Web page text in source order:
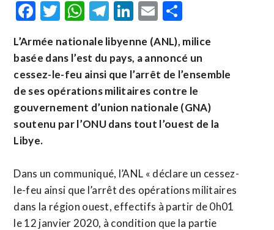
Facebook
Twitter
WhatsApp
Telegram
LinkedIn
Email
L’Armée nationale libyenne (ANL), milice
basée dans l’est du pays, a annoncé un
cessez-le-feu ainsi que l’arrêt de l’ensemble
de ses opérations militaires contre le
gouvernement d’union nationale (GNA)
soutenu par l’ONU dans tout l’ouest de la
Libye.
Dans un communiqué, l’ANL « déclare un cessez-
le-feu ainsi que l’arrêt des opérations militaires
dans la région ouest, effectifs à partir de 0h01
le 12 janvier 2020, à condition que la partie